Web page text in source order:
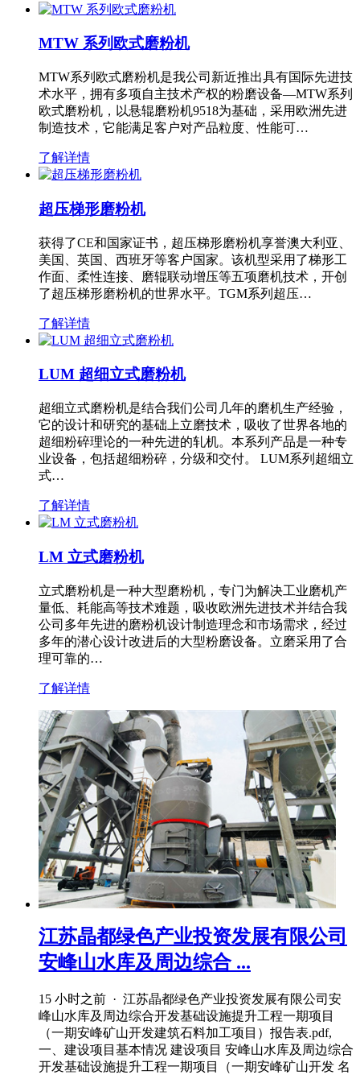
MTW 系列欧式磨粉机
MTW系列欧式磨粉机是我公司新近推出具有国际先进技
术水平，拥有多项自主技术产权的粉磨设备—MTW系列
欧式磨粉机，以悬辊磨粉机9518为基础，采用欧洲先进
制造技术，它能满足客户对产品粒度、性能可…
了解详情
超压梯形磨粉机
获得了CE和国家证书，超压梯形磨粉机享誉澳大利亚、
美国、英国、西班牙等客户国家。该机型采用了梯形工
作面、柔性连接、磨辊联动增压等五项磨机技术，开创
了超压梯形磨粉机的世界水平。TGM系列超压…
了解详情
LUM 超细立式磨粉机
超细立式磨粉机是结合我们公司几年的磨机生产经验，
它的设计和研究的基础上立磨技术，吸收了世界各地的
超细粉碎理论的一种先进的轧机。本系列产品是一种专
业设备，包括超细粉碎，分级和交付。 LUM系列超细立
式…
了解详情
LM 立式磨粉机
立式磨粉机是一种大型磨粉机，专门为解决工业磨机产
量低、耗能高等技术难题，吸收欧洲先进技术并结合我
公司多年先进的磨粉机设计制造理念和市场需求，经过
多年的潜心设计改进后的大型粉磨设备。立磨采用了合
理可靠的…
了解详情
江苏晶都绿色产业投资发展有限公司
安峰山水库及周边综合 ...
15 小时之前 · 江苏晶都绿色产业投资发展有限公司安
峰山水库及周边综合开发基础设施提升工程一期项目
（一期安峰矿山开发建筑石料加工项目）报告表.pdf,
一、建设项目基本情况 建设项目 安峰山水库及周边综合
开发基础设施提升工程一期项目（一期安峰矿山开发 名